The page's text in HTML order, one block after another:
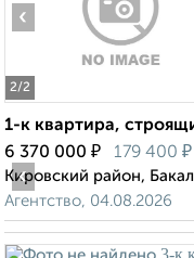
2/2
‹
1-к квартира,
6 370 000 ₽ 179 400 ₽
Кировский район,
Агентство, 04.08.2026
‹